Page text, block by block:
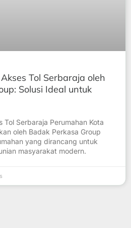
Tol Serbaraja oleh
Solusi Ideal untuk
Tol Serbaraja Perumahan Kota
oleh Badak Perkasa Group
yang dirancang untuk
masyarakat modern.